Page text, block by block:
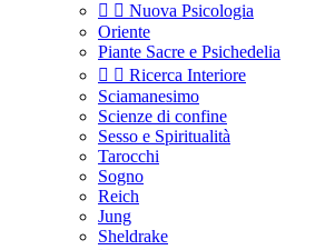
  Nuova Psicologia
Oriente
Piante Sacre e Psichedelia
  Ricerca Interiore
Sciamanesimo
Scienze di confine
Sesso e Spiritualità
Tarocchi
Sogno
Reich
Jung
Sheldrake